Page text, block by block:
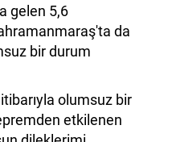
gelen 5,6
da
bir durum
olumsuz bir
etkilenen